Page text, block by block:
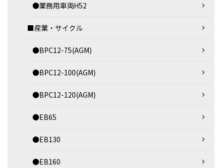
●業務用車両H52
■産業・サイクル
●BPC12-75(AGM)
●BPC12-100(AGM)
●BPC12-120(AGM)
●EB65
●EB130
●EB160